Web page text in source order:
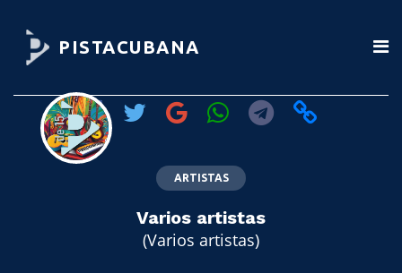
PISTACUBANA
ARTISTAS
Varios artistas
(Varios artistas)